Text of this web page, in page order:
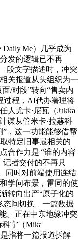
Me）几乎成为
发的逻辑已不再
段文字描述时，冲突
关报道从头组织为一
/时段”转向“售卖内
过程，AI代办署理将
人尤卡·尼瓦（Jukka
谋从管米卡·拉赫科
”，这一功能能够借帮
特定旧事最相关的
合作力是 “谁的内容
记者交付的不再只
同时对前端使用连结
学问布景，雷同的使
转向出产“原子化的
态间切换，一篇数据
。正在中东地缘冲突
科宁（Mika
指将一篇报道拆解